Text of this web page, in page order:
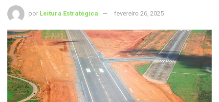
por Leitura Estratégica fevereiro 26, 2025